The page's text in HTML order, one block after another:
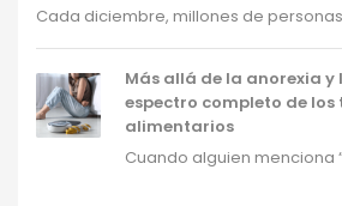
Cada diciembre, millones de
Más allá de la anorexia y
espectro completo de
alimentarios
Cuando alguien menciona